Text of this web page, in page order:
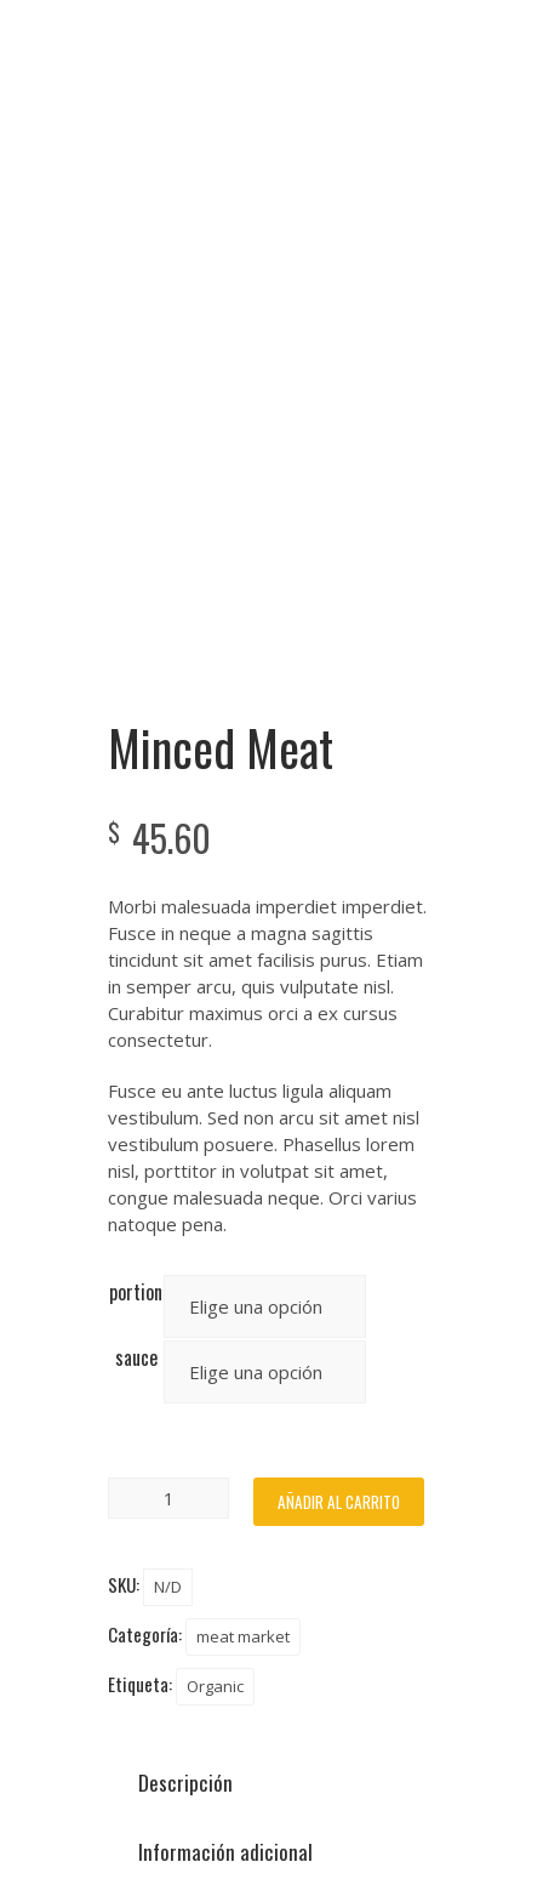
Minced Meat
$ 45.60
Morbi malesuada imperdiet imperdiet.
Fusce in neque a magna sagittis
tincidunt sit amet facilisis purus. Etiam
in semper arcu, quis vulputate nisl.
Curabitur maximus orci a ex cursus
consectetur.
Fusce eu ante luctus ligula aliquam
vestibulum. Sed non arcu sit amet nisl
vestibulum posuere. Phasellus lorem
nisl, porttitor in volutpat sit amet,
congue malesuada neque. Orci varius
natoque pena.
portion
sauce
AÑADIR AL CARRITO
SKU: N/D
Categoría: meat market
Etiqueta: Organic
Descripción
Información adicional